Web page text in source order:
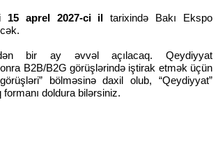
15 aprel 2027-ci il
tarixində Bakı Ekspo
bir ay əvvəl açılacaq. Qeydiyyat
B2B/B2G görüşlərində iştirak etmək üçün
bölməsinə daxil olub, “Qeydiyyat”
doldura bilərsiniz.